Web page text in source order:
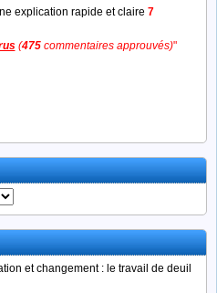
explication rapide et claire 7
(475commentaires approuvés)"
et changement : le travail de deuil